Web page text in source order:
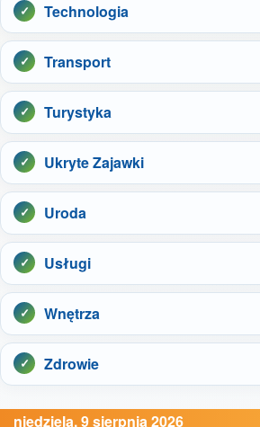
Technologia
Transport
Turystyka
Ukryte Zajawki
Uroda
Usługi
Wnętrza
Zdrowie
niedziela, 9 sierpnia 2026